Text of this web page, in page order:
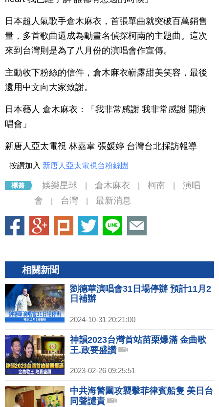
日本超人氣歌手倉木麻衣，首張單曲就突破百萬銷售
量，多首歌曲還成為動畫名偵探柯南的主題曲。這次
來到台灣則是為了八月份的演唱會作宣傳。
主動收下粉絲的信件，倉木麻衣嶄露甜美笑容，最後
還用中文向大家致謝。
日本藝人 倉木麻衣：「我非常感謝 我非常感謝 開演
唱會」
新唐人亞太電視 林嘉韋 張媛婷 台灣台北採訪報導
按讚加入 新唐人亞太電視台粉絲團
娛樂星球 倉木麻衣 柯南
演唱
會
台灣 最新消息
相關新聞
劉德華演唱會31日場停辦 預計11月2
日補辦
2024-10-31 20:21:00
神韻2023台灣首站苗栗爆滿 金曲歌
王.政要盛讚
2023-02-26 09:25:51
中共海警圍攻襲擊菲律賓船隻 美日台
同聲譴責